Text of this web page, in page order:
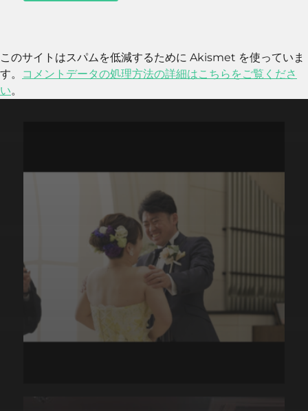
このサイトはスパムを低減するために Akismet を使っていま
す。
コメントデータの処理方法の詳細はこちらをご覧くださ
い。